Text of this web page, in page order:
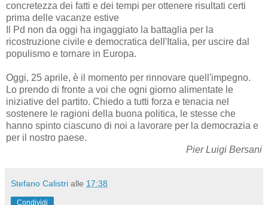
concretezza dei fatti e dei tempi per ottenere risultati certi
prima delle vacanze estive
Il Pd non da oggi ha ingaggiato la battaglia per la
ricostruzione civile e democratica dell'Italia, per uscire dal
populismo e tornare in Europa.
Oggi, 25 aprile, è il momento per rinnovare quell'impegno.
Lo prendo di fronte a voi che ogni giorno alimentate le
iniziative del partito. Chiedo a tutti forza e tenacia nel
sostenere le ragioni della buona politica, le stesse che
hanno spinto ciascuno di noi a lavorare per la democrazia e
per il nostro paese.
Pier Luigi Bersani
Stefano Calistri alle 17:38
Condividi